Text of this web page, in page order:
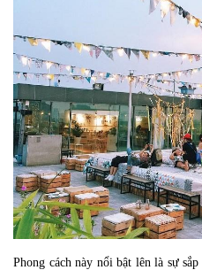
Phong cách này nổi bật lên là sự